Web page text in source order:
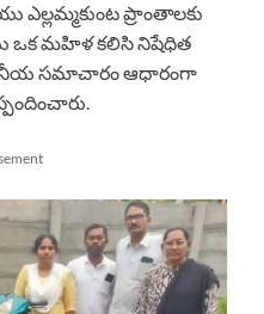
ఎల్లమ్మకుంట ప్రాంతాలకు
ఒక మహిళ కలిసి నిషేధిత
సమాచారం ఆధారంగా